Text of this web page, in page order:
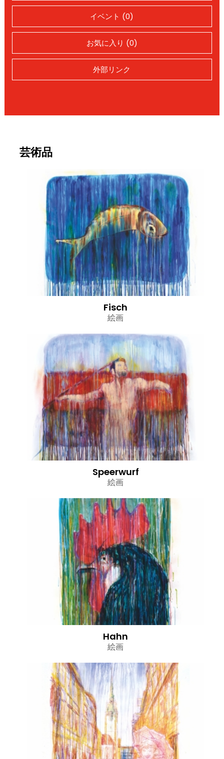
イベント (0)
お気に入り (0)
外部リンク
芸術品
Fisch
絵画
Speerwurf
絵画
Hahn
絵画